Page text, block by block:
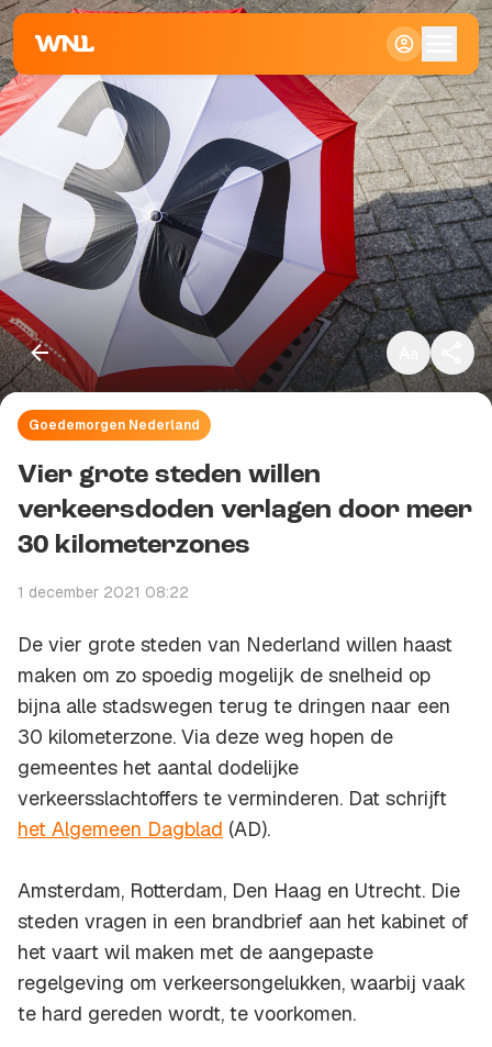
Klein
Standaard
Groot
Goedemorgen Nederland
Vier grote steden willen
verkeersdoden verlagen door meer
30 kilometerzones
1 december 2021 08:22
De vier grote steden van Nederland willen haast
maken om zo spoedig mogelijk de snelheid op
bijna alle stadswegen terug te dringen naar een
30 kilometerzone. Via deze weg hopen de
gemeentes het aantal dodelijke
verkeersslachtoffers te verminderen. Dat schrijft
het Algemeen Dagblad (AD).
Amsterdam, Rotterdam, Den Haag en Utrecht. Die
steden vragen in een brandbrief aan het kabinet of
het vaart wil maken met de aangepaste
regelgeving om verkeersongelukken, waarbij vaak
te hard gereden wordt, te voorkomen.